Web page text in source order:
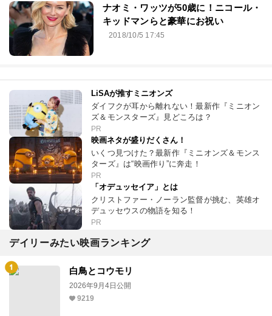
ナオミ・ワッツが50歳に！ニコール・
キッドマンらと豪華にお祝い
2018/10/5 17:45
LiSAが推すミニオンズ
ダイフクが耳から離れない！最新作『ミニオン
ズ＆モンスターズ』見どころは？
PR
映画ネタが盛りだくさん！
いくつ見つけた？最新作『ミニオンズ＆モンス
ターズ』は“映画作り”に奔走！
PR
「オデュッセイア」とは
クリストファー・ノーラン監督が挑む、英雄オ
デュッセウスの物語を知る！
PR
デイリーみたい映画ランキング
白鳥とコウモリ
2026年9月4日公開
9219